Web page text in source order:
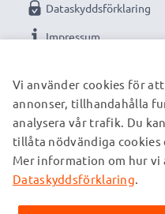
VÅRA
Dataskyddsförklaring
Impressum
VÅRA FRAKTPARTNERS
Vi använder cookies för
annonser, tillhandahålla
analysera vår trafik. Du
tillåta nödvändiga cookies
Mer information om hur vi
Dataskyddsförklaring.